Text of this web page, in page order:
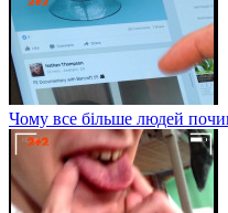
Чому все більше людей